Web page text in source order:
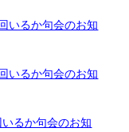
いるか句会のお知
いるか句会のお知
るか句会のお知